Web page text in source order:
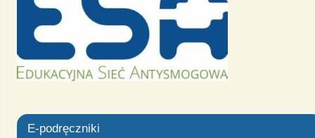
E-podręczniki